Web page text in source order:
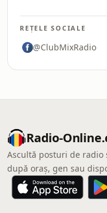
REȚELE SOCIALE
@ClubMixRadio
Radio-
Ascultă posturi de radio
după oraș, gen sau